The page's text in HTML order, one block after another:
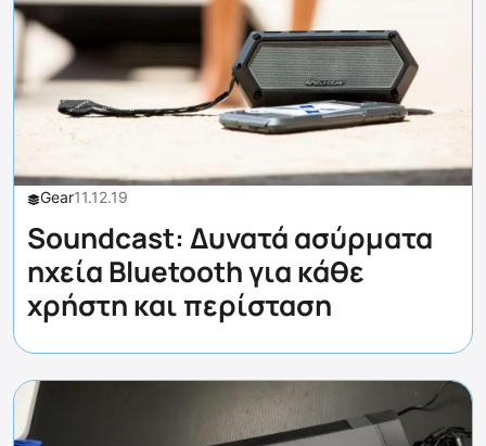
Gear11.12.19
Soundcast: Δυνατά ασύρματα
ηχεία Bluetooth για κάθε
χρήστη και περίσταση